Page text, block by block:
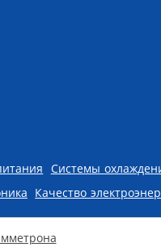
Системы
Качество